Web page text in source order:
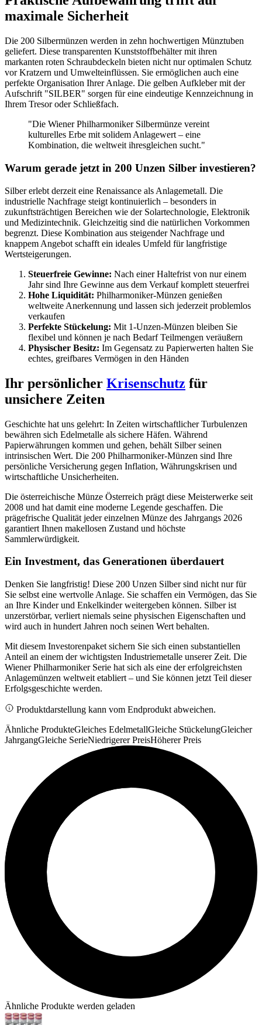
maximale Sicherheit
Die 200 Silbermünzen werden in zehn hochwertigen Münztuben
geliefert. Diese transparenten Kunststoffbehälter mit ihren
markanten roten Schraubdeckeln bieten nicht nur optimalen Schutz
vor Kratzern und Umwelteinflüssen. Sie ermöglichen auch eine
perfekte Organisation Ihrer Anlage. Die gelben Aufkleber mit der
Aufschrift "SILBER" sorgen für eine eindeutige Kennzeichnung in
Ihrem Tresor oder Schließfach.
"Die Wiener Philharmoniker Silbermünze vereint
kulturelles Erbe mit solidem Anlagewert – eine
Kombination, die weltweit ihresgleichen sucht."
Warum gerade jetzt in 200 Unzen Silber investieren?
Silber erlebt derzeit eine Renaissance als Anlagemetall. Die
industrielle Nachfrage steigt kontinuierlich – besonders in
zukunftsträchtigen Bereichen wie der Solartechnologie, Elektronik
und Medizintechnik. Gleichzeitig sind die natürlichen Vorkommen
begrenzt. Diese Kombination aus steigender Nachfrage und
knappem Angebot schafft ein ideales Umfeld für langfristige
Wertsteigerungen.
Steuerfreie Gewinne: Nach einer Haltefrist von nur einem
Jahr sind Ihre Gewinne aus dem Verkauf komplett steuerfrei
Hohe Liquidität: Philharmoniker-Münzen genießen
weltweite Anerkennung und lassen sich jederzeit problemlos
verkaufen
Perfekte Stückelung: Mit 1-Unzen-Münzen bleiben Sie
flexibel und können je nach Bedarf Teilmengen veräußern
Physischer Besitz: Im Gegensatz zu Papierwerten halten Sie
echtes, greifbares Vermögen in den Händen
Ihr persönlicher Krisenschutz für
unsichere Zeiten
Geschichte hat uns gelehrt: In Zeiten wirtschaftlicher Turbulenzen
bewähren sich Edelmetalle als sichere Häfen. Während
Papierwährungen kommen und gehen, behält Silber seinen
intrinsischen Wert. Die 200 Philharmoniker-Münzen sind Ihre
persönliche Versicherung gegen Inflation, Währungskrisen und
wirtschaftliche Unsicherheiten.
Die österreichische Münze Österreich prägt diese Meisterwerke seit
2008 und hat damit eine moderne Legende geschaffen. Die
prägefrische Qualität jeder einzelnen Münze des Jahrgangs 2026
garantiert Ihnen makellosen Zustand und höchste
Sammlerwürdigkeit.
Ein Investment, das Generationen überdauert
Denken Sie langfristig! Diese 200 Unzen Silber sind nicht nur für
Sie selbst eine wertvolle Anlage. Sie schaffen ein Vermögen, das Sie
an Ihre Kinder und Enkelkinder weitergeben können. Silber ist
unzerstörbar, verliert niemals seine physischen Eigenschaften und
wird auch in hundert Jahren noch seinen Wert behalten.
Mit diesem Investorenpaket sichern Sie sich einen substantiellen
Anteil an einem der wichtigsten Industriemetalle unserer Zeit. Die
Wiener Philharmoniker Serie hat sich als eine der erfolgreichsten
Anlagemünzen weltweit etabliert – und Sie können jetzt Teil dieser
Erfolgsgeschichte werden.
Produktdarstellung kann vom Endprodukt abweichen.
Ähnliche ProdukteGleiches EdelmetallGleiche StückelungGleicher
JahrgangGleiche SerieNiedrigerer PreisHöherer Preis
Ähnliche Produkte werden geladen